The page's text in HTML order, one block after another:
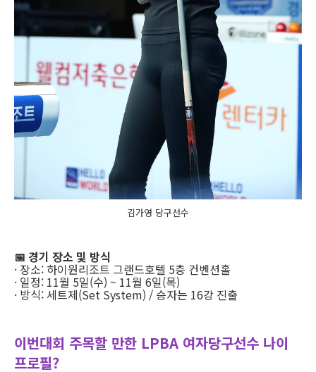
김가영 당구선수
📅 경기 장소 및 방식
· 장소: 하이원리조트 그랜드호텔 5층 컨벤션홀
· 일정: 11월 5일(수) ~ 11월 6일(목)
· 방식: 세트제(Set System) / 승자는 16강 진출
이번대회 주목할 만한 LPBA 여자당구선수 나이
프로필?